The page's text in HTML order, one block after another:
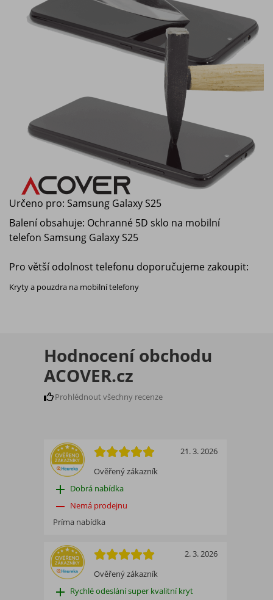
Určeno pro: Samsung Galaxy S25
Balení obsahuje: Ochranné 5D sklo na mobilní
telefon Samsung Galaxy S25
Pro větší odolnost telefonu doporučujeme zakoupit:
Kryty a pouzdra na mobilní telefony
Hodnocení obchodu
ACOVER.cz
Prohlédnout všechny recenze
Ověřený zákazník
21. 3. 2026
add Dobrá nabídka
remove Nemá prodejnu
Príma nabídka
Ověřený zákazník
2. 3. 2026
add Rychlé odeslání super kvalitní kryt